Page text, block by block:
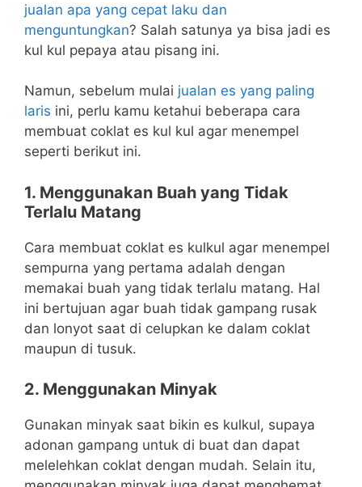
jualan apa yang cepat laku dan
menguntungkan? Salah satunya ya bisa jadi es
kul kul pepaya atau pisang ini.
Namun, sebelum mulai jualan es yang paling
laris ini, perlu kamu ketahui beberapa cara
membuat coklat es kul kul agar menempel
seperti berikut ini.
1. Menggunakan Buah yang Tidak
Terlalu Matang
Cara membuat coklat es kulkul agar menempel
sempurna yang pertama adalah dengan
memakai buah yang tidak terlalu matang. Hal
ini bertujuan agar buah tidak gampang rusak
dan lonyot saat di celupkan ke dalam coklat
maupun di tusuk.
2. Menggunakan Minyak
Gunakan minyak saat bikin es kulkul, supaya
adonan gampang untuk di buat dan dapat
melelehkan coklat dengan mudah. Selain itu,